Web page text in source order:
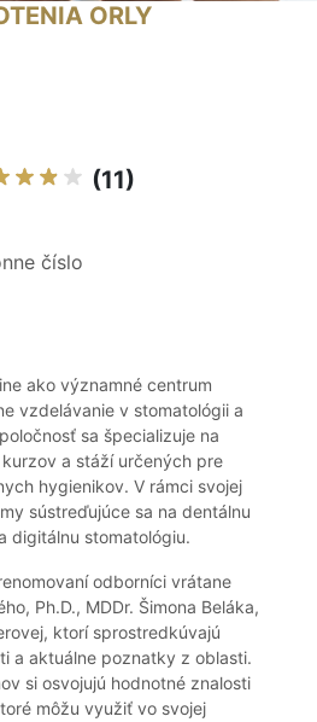
ORLY
(11)
číslo
ako významné centrum
vzdelávanie v stomatológii a
sa špecializuje na
a stáží určených pre
hygienikov. V rámci svojej
sústreďujúce sa na dentálnu
digitálnu stomatológiu.
odborníci vrátane
Ph.D., MDDr. Šimona Beláka,
ktorí sprostredkúvajú
a aktuálne poznatky z oblasti.
si osvojujú hodnotné znalosti
môžu využiť vo svojej